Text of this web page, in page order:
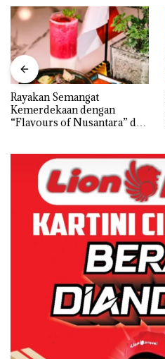
Rayakan Semangat
Kemerdekaan dengan
“Flavours of Nusantara” di